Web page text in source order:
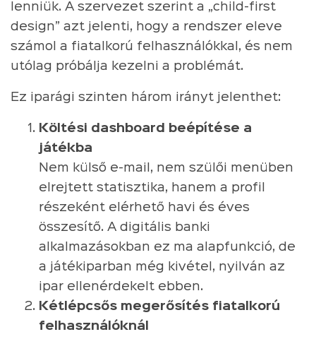
lenniük. A szervezet szerint a „child-first
design” azt jelenti, hogy a rendszer eleve
számol a fiatalkorú felhasználókkal, és nem
utólag próbálja kezelni a problémát.
Ez iparági szinten három irányt jelenthet:
Költési dashboard beépítése a
játékba
Nem külső e-mail, nem szülői menüben
elrejtett statisztika, hanem a profil
részeként elérhető havi és éves
összesítő. A digitális banki
alkalmazásokban ez ma alapfunkció, de
a játékiparban még kivétel, nyilván az
ipar ellenérdekelt ebben.
Kétlépcsős megerősítés fiatalkorú
felhasználóknál